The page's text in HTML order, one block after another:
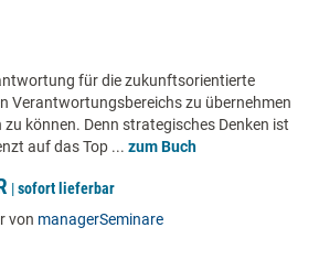
für die zukunftsorientierte
Verantwortungsbereichs zu übernehmen
können. Denn strategisches Denken ist
auf das Top ... zum Buch
|sofort lieferbar
von managerSeminare